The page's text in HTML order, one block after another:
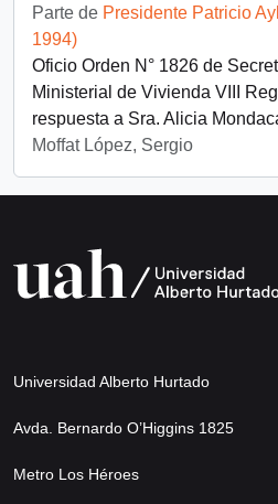
Parte de Presidente Patricio
1994)
Oficio Orden N° 1826 de
Ministerial de Vivienda VIII
respuesta a Sra. Alicia
Moffat López, Sergio
Universidad Alberto Hurtado
Avda. Bernardo O’Higgins 1825
Metro Los Héroes